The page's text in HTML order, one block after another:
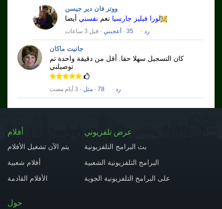
ووتر فان دير جيسن
لورا فيليز جارسيا نعم نفسني أيضا
رد ·
35
· أعجبني · قبل 3 ساعات
جانيت ماكان
كان التسجيل سهلا حقا. أقل من دقيقة واحدة تم
توصيلني
رد ·
78
· مثل · 3 أيام مضت
أفلام
يتم الآن تشغيل الأفلام
أفلام شعبية
الأفلام القادمة
عرض تلفزيوني
بث البرامج التلفزيونية
البرامج التلفزيونية الشعبية
على البرامج التلفزيونية الجوية
حول